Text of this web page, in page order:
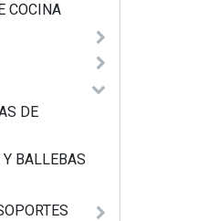
COCINA
DE
BALLEBAS